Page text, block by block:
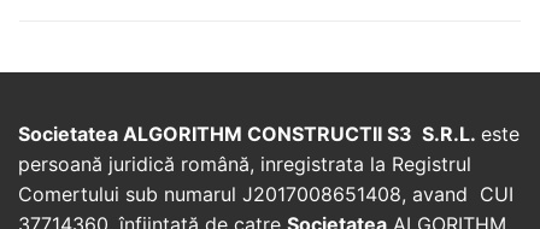
Societatea ALGORITHM CONSTRUCTII S3 S.R.L. este
persoană juridică română, inregistrata la Registrul
Comertului sub numarul J2017008651408, avand CUI